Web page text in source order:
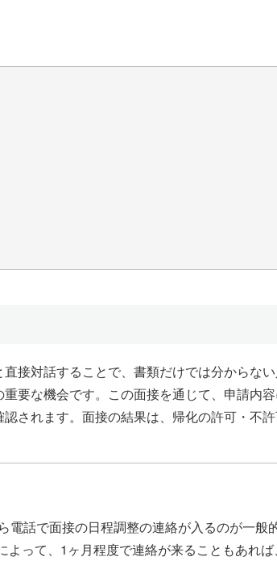
接対話することで、書類だけでは分からな
要な機会です。この面接を通じて、申請内
されます。面接の結果は、帰化の許可・不
電話で面接の日程調整の連絡が入るのが一般
って、1ヶ月程度で連絡が来ることもあれば、